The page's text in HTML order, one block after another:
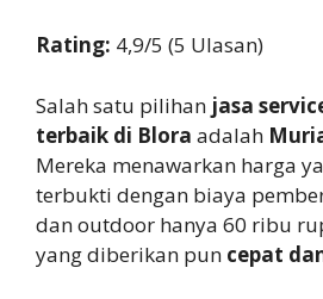
Rating: 4,9/5 (5 Ulasan)
Salah satu pilihan jasa
terbaik di Blora adalah
Mereka menawarkan harga
terbukti dengan biaya
dan outdoor hanya 60 ribu
yang diberikan pun cepat